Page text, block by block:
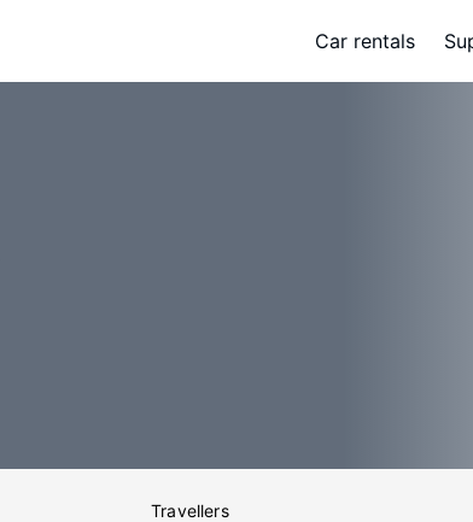
Car rentals
Travellers